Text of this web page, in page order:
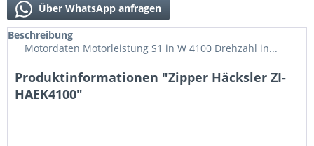
Über WhatsApp anfragen
Beschreibung
Motordaten Motorleistung S1 in W 4100 Drehzahl in...
Produktinformationen "Zipper Häcksler ZI-
HAEK4100"